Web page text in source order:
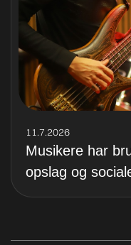
11.7.2026
Musikere har
opslag og